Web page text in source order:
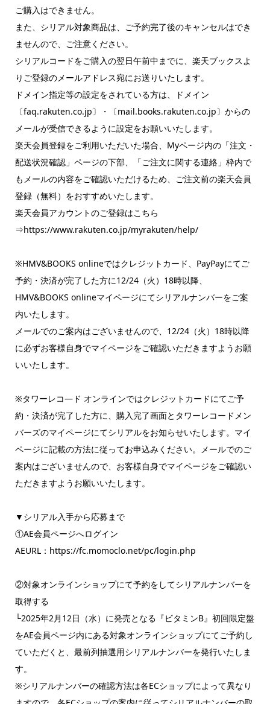
ご購入はできません。
また、シリアル対象商品は、ご予約完了後のキャンセルはでき
ませんので、ご注意ください。
シリアルコードをご購入の翌日午前中までに、楽天ブックスよ
りご登録のメールアドレス宛にお送りいたします。
ドメイン指定等の設定をされている方は、ドメイン
〔faq.rakuten.co.jp〕・〔mail.books.rakuten.co.jp〕からの
メールが受信できるように設定をお願いいたします。
楽天会員登録をご利用いただいた場合、Myページ内の「注文・
配送状況確認」ページの下部、「ご注文に関する連絡」枠内で
もメールの内容をご確認いただけるため、ご注文前の楽天会員
登録（無料）をおすすめいたします。
楽天会員アカウントのご登録はこちら
⇒https://www.rakuten.co.jp/myrakuten/help/
※HMV&BOOKS onlineではクレジットカード、PayPayにてご
予約・決済が完了した方に12/24（火）18時以降、
HMV&BOOKS onlineマイページにてシリアルナンバーをご案
内いたします。
メールでのご案内はございませんので、12/24（火）18時以降
に必ずお客様自身でマイページをご確認いただきますようお願
いいたします。
※タワーレコ―ド オンラインではクレジットカードにてご予
約・決済が完了した方に、購入完了画面とタワーレコードメン
バーズのマイページにてシリアルをお知らせいたします。マイ
ページに記載の方法に従ってお申込みください。メールでのご
案内はございませんので、お客様自身でマイページをご確認い
ただきますようお願いいたします。
▼シリアル入手から応募まで
①AE会員ページへログイン
AEURL：https://fc.momoclo.net/pc/login.php
②対象オンラインショップにて予約をしてシリアルナンバーを
取得する
└2025年2月12日（水）に発売となる『ビタミンB』初回限定盤
をAE会員ページ内にある対象オンラインショップにてご予約し
ていただくと、最前列抽選用シリアルナンバーを発行いたしま
す。
※シリアルナンバーの確認方法は各ECショップによって異なり